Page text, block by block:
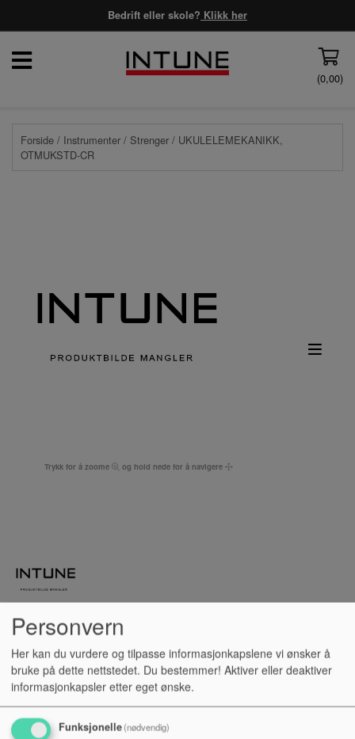
Bedrift eller skole? Klikk her
(0,00)
Forside / Instrumenter / Strenger / UKULELEMEKANIKK,
OTMUKSTD-CR
Trykk for å zoome og hold nede for å navigere
UKULELEMEKANIKK,
OTMUKSTD-CR
Personvern
Her kan du vurdere og tilpasse informasjonkapslene vi ønsker å
bruke på dette nettstedet. Du bestemmer! Aktiver eller deaktiver
informasjonkapsler etter eget ønske.
Funksjonelle(nødvendig)